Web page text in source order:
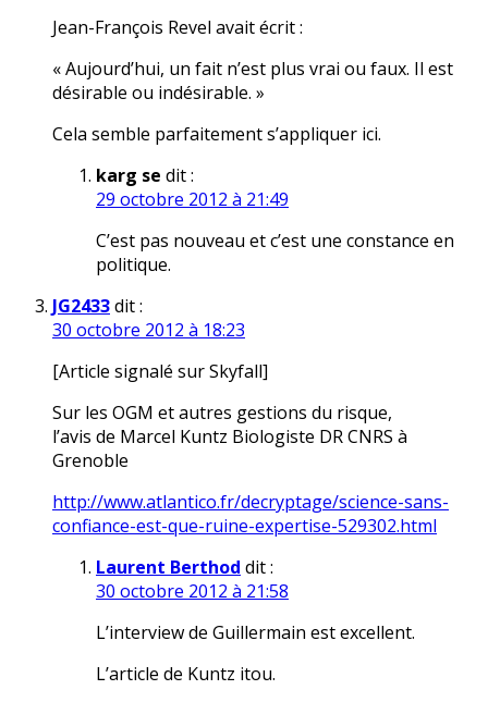
Jean-François Revel avait écrit :
« Aujourd’hui, un fait n’est plus vrai ou faux. Il est
désirable ou indésirable. »
Cela semble parfaitement s’appliquer ici.
karg se dit :
29 octobre 2012 à 21:49
C’est pas nouveau et c’est une constance en
politique.
JG2433dit :
30 octobre 2012 à 18:23
[Article signalé sur Skyfall]
Sur les OGM et autres gestions du risque,
l’avis de Marcel Kuntz Biologiste DR CNRS à
Grenoble
http://www.atlantico.fr/decryptage/science-sans-
confiance-est-que-ruine-expertise-529302.html
Laurent Berthod dit :
30 octobre 2012 à 21:58
L’interview de Guillermain est excellent.
L’article de Kuntz itou.